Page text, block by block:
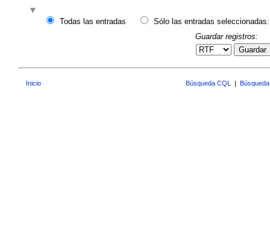
Todas las entradas
Sólo las entradas seleccionadas:
Guardar registros:
Guardar
Inicio Búsqueda CQL